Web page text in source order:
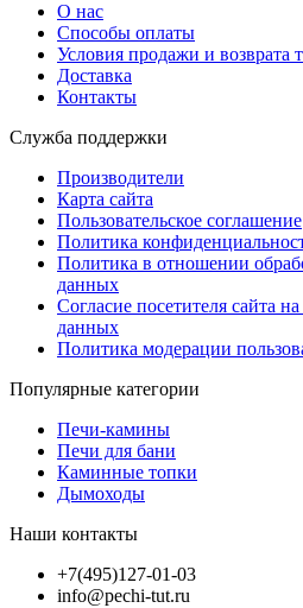
О нас
Способы оплаты
Условия продажи и возврата
Доставка
Контакты
Служба поддержки
Производители
Карта сайта
Пользовательское соглашение
Политика
Политика в отношении
данных
Согласие посетителя сайта
данных
Политика модерации
Популярные категории
Печи-камины
Печи для бани
Каминные топки
Дымоходы
Наши контакты
+7(495)127-01-03
info@pechi-tut.ru